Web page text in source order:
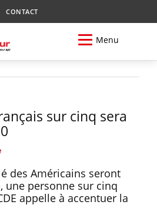
CONTACT
Menu
sur cinq sera
des Américains seront
une personne sur cinq
appelle à accentuer la